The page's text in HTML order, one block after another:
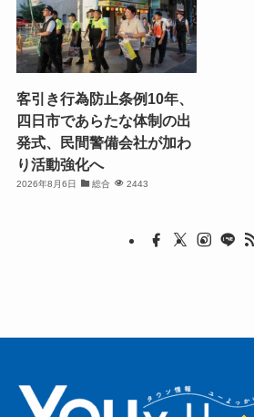
客引き行為防止条例10年、
四日市であらたな体制の出
発式、民間警備会社が加わ
り活動強化へ
2026年8月6日 総合 2443